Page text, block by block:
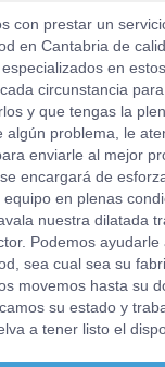
con prestar un
en Cantabria de
en
circunstancia
y que tengas la
algún problema, le
enviarle al mejor
encargará de
en plenas
nuestra dilatada
Podemos
sea cual sea su
movemos hasta su
su estado y
a tener listo el